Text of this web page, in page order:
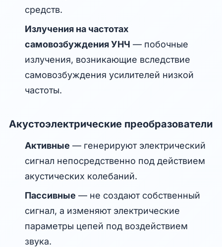
средств.
Излучения на частотах
самовозбуждения УНЧ — побочные
излучения, возникающие вследствие
самовозбуждения усилителей низкой
частоты.
Акустоэлектрические преобразователи
Активные — генерируют электрический
сигнал непосредственно под действием
акустических колебаний.
Пассивные — не создают собственный
сигнал, а изменяют электрические
параметры цепей под воздействием
звука.